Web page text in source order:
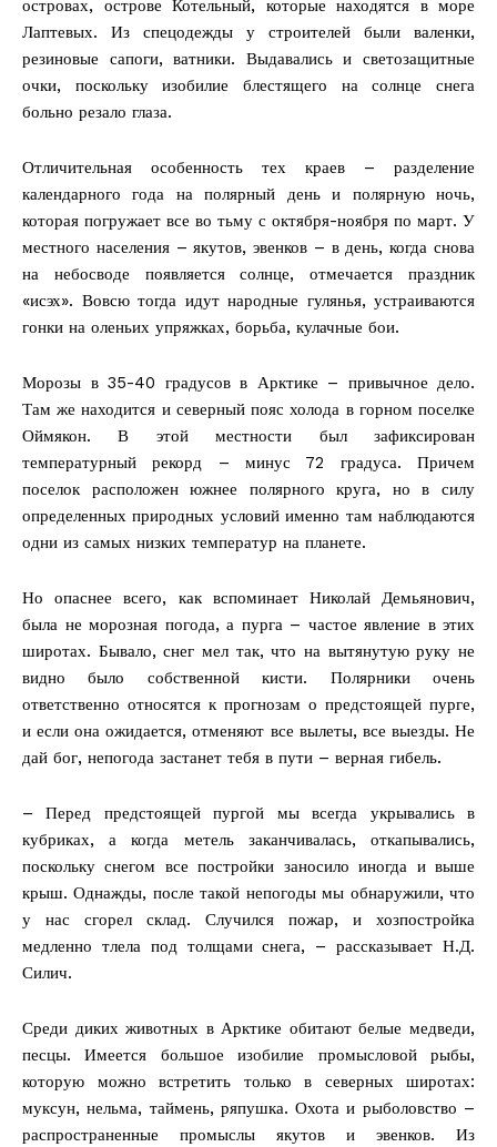
островах, острове Котельный, которые находятся в море
Лаптевых. Из спецодежды у строителей были валенки,
резиновые сапоги, ватники. Выдавались и светозащитные
очки, поскольку изобилие блестящего на солнце снега
больно резало глаза.
Отличительная особенность тех краев – разделение
календарного года на полярный день и полярную ночь,
которая погружает все во тьму с октября-ноября по март. У
местного населения – якутов, эвенков – в день, когда снова
на небосводе появляется солнце, отмечается праздник
«исэх». Вовсю тогда идут народные гулянья, устраиваются
гонки на оленьих упряжках, борьба, кулачные бои.
Морозы в 35-40 градусов в Арктике – привычное дело.
Там же находится и северный пояс холода в горном поселке
Оймякон. В этой местности был зафиксирован
температурный рекорд – минус 72 градуса. Причем
поселок расположен южнее полярного круга, но в силу
определенных природных условий именно там наблюдаются
одни из самых низких температур на планете.
Но опаснее всего, как вспоминает Николай Демьянович,
была не морозная погода, а пурга – частое явление в этих
широтах. Бывало, снег мел так, что на вытянутую руку не
видно было собственной кисти. Полярники очень
ответственно относятся к прогнозам о предстоящей пурге,
и если она ожидается, отменяют все вылеты, все выезды. Не
дай бог, непогода застанет тебя в пути – верная гибель.
– Перед предстоящей пургой мы всегда укрывались в
кубриках, а когда метель заканчивалась, откапывались,
поскольку снегом все постройки заносило иногда и выше
крыш. Однажды, после такой непогоды мы обнаружили, что
у нас сгорел склад. Случился пожар, и хозпостройка
медленно тлела под толщами снега, – рассказывает Н.Д.
Силич.
Среди диких животных в Арктике обитают белые медведи,
песцы. Имеется большое изобилие промысловой рыбы,
которую можно встретить только в северных широтах:
муксун, нельма, таймень, ряпушка. Охота и рыболовство –
распространенные промыслы якутов и эвенков. Из